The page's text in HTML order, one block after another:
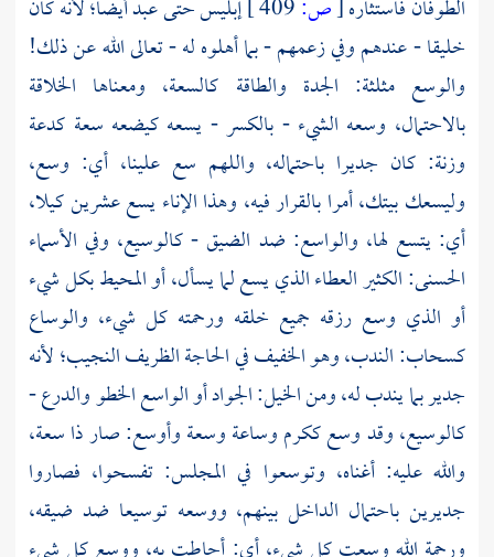
الطوفان فاستثاره[ص:
إبليس حتى عبد أيضا؛ لأنه كان
خليقا - عندهم وفي زعمهم - بما أهلوه له - تعالى الله عن ذلك!
والوسع مثلثة: الجدة والطاقة كالسعة، ومعناها الخلاقة
بالاحتمال، وسعه الشيء - بالكسر - يسعه كيضعه سعة كدعة
وزنة: كان جديرا باحتماله، واللهم سع علينا، أي: وسع،
وليسعك بيتك، أمرا بالقرار فيه، وهذا الإناء يسع عشرين كيلا،
أي: يتسع لها، والواسع: ضد الضيق - كالوسيع، وفي الأسماء
الحسنى: الكثير العطاء الذي يسع لما يسأل، أو المحيط بكل شيء
أو الذي وسع رزقه جميع خلقه ورحمته كل شيء، والوساع
كسحاب: الندب، وهو الخفيف في الحاجة الظريف النجيب؛ لأنه
جدير بما يندب له، ومن الخيل: الجواد أو الواسع الخطو والدرع -
كالوسيع، وقد وسع ككرم وساعة وسعة وأوسع: صار ذا سعة،
والله عليه: أغناه، وتوسعوا في المجلس: تفسحوا، فصاروا
جديرين باحتمال الداخل بينهم، ووسعه توسيعا ضد ضيقه،